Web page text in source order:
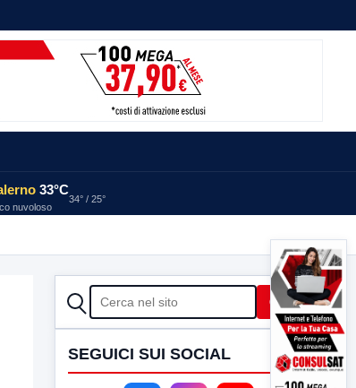
33°C
nuvoloso
34° / 25°
CERCA Cerca
SEGUICI SUI SOCIAL